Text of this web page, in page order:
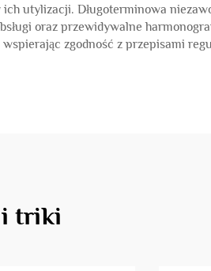
utylizacji. Długoterminowa
oraz przewidywalne
zgodność z przepisami
i triki